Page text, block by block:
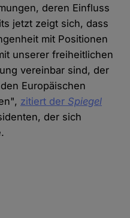
deren Einfluss
jetzt zeigt sich, dass
mit Positionen
unserer freiheitlichen
vereinbar sind, der
Europäischen
zitiert der Spiegel
der sich